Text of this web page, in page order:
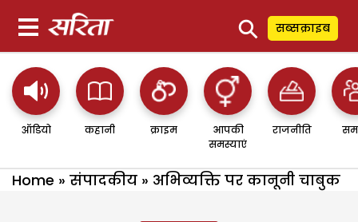
⚲ सब्सक्राइब
ऑडियो कहानी क्राइम
आपकी
समस्याएं
राजनीति
Home » संपादकीय » अभिव्यक्ति पर कानूनी चाबुक